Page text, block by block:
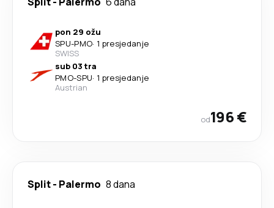
pon 29 ožu
SPU-PMO· 1 presjedanje
SWISS
sub 03 tra
PMO-SPU· 1 presjedanje
Austrian
od196 €
Split- Palermo 8 dana